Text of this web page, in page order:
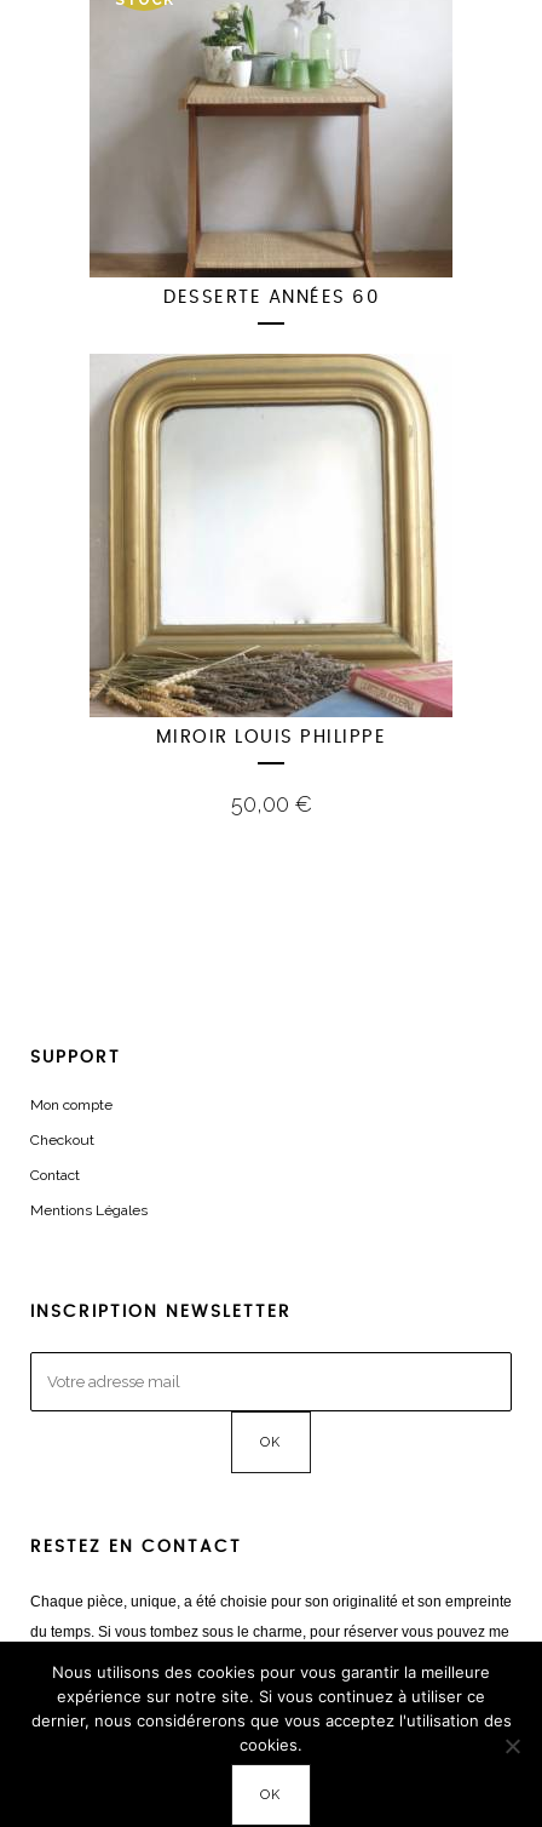
DESSERTE ANNÉES 60
MIROIR LOUIS PHILIPPE
50,00 €
SUPPORT
Mon compte
Checkout
Contact
Mentions Légales
INSCRIPTION NEWSLETTER
RESTEZ EN CONTACT
Chaque pièce, unique, a été choisie pour son originalité et son empreinte
du temps. Si vous tombez sous le charme, pour réserver vous pouvez me
contacter
Mail :giulia@cestvintage.com
Tél : +33(0) 6 22 65 93 17
Nous utilisons des cookies pour vous garantir la meilleure
expérience sur notre site. Si vous continuez à utiliser ce
dernier, nous considérerons que vous acceptez l'utilisation des
cookies.
OK